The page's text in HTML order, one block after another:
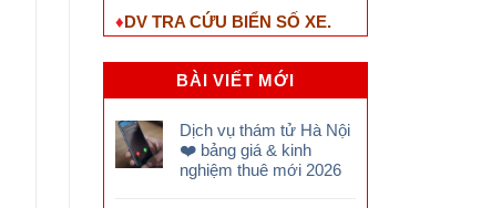
♦DV TRA CỨU BIỂN SỐ XE.
BÀI VIẾT MỚI
Dịch vụ thám tử Hà Nội
❤️ bảng giá & kinh
nghiệm thuê mới 2026